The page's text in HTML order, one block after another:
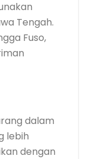
Tengah.
Fuso,
dalam
lebih
dengan